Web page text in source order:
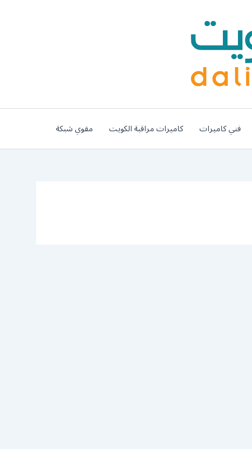
فني كاميرات كاميرات مراقبة الكويت مقوي شبكة